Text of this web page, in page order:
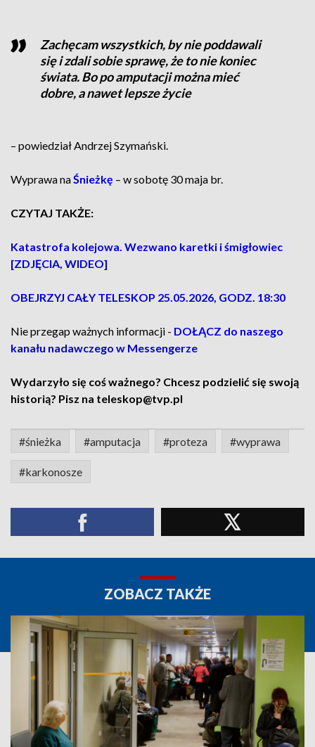
Zachęcam wszystkich, by nie poddawali
się i zdali sobie sprawę, że to nie koniec
świata. Bo po amputacji można mieć
dobre, a nawet lepsze życie
– powiedział Andrzej Szymański.
Wyprawa naŚnieżkę – w sobotę 30 maja br.
CZYTAJ TAKŻE:
Katastrofa kolejowa. Wezwano karetki i śmigłowiec
[ZDJĘCIA, WIDEO]
OBEJRZYJ CAŁY TELESKOP 25.05.2026, GODZ. 18:30
Nie przegap ważnych informacji - DOŁĄCZ do naszego
kanału nadawczego w Messengerze
Wydarzyło się coś ważnego? Chcesz podzielić się swoją
historią? Pisz na teleskop@tvp.pl
#śnieżka #amputacja #proteza #wyprawa
#karkonosze
ZOBACZ TAKŻE